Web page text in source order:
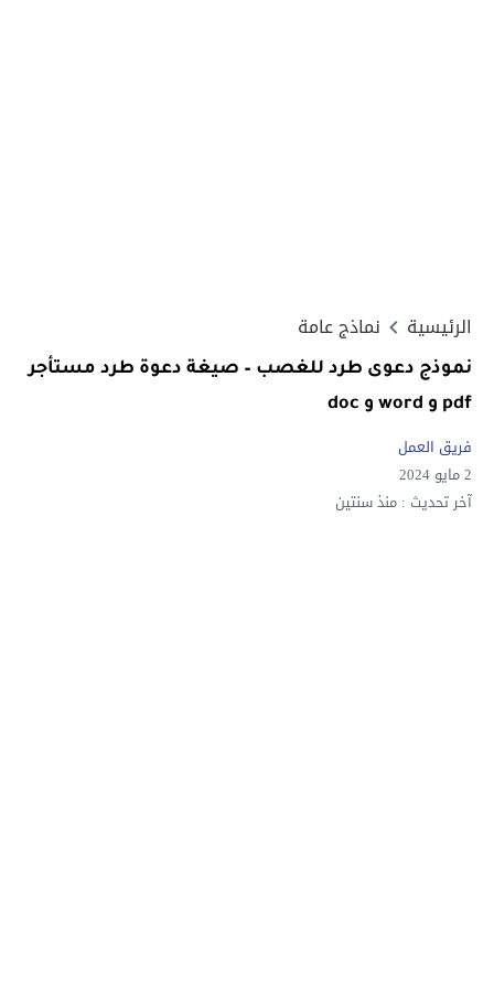
الرئيسية نماذج عامة
نموذج دعوى طرد للغصب – صيغة دعوة طرد مستأجر
pdf و word و doc
فريق العمل
2 مايو 2024
آخر تحديث : منذ سنتين